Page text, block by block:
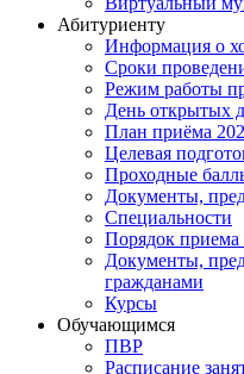
Абитуриенту
Информация о
Сроки
Режим работы
День открытых
План приёма
Целевая
Проходные
Документы,
Специальности
Порядок приема
Документы,
гражданами
Курсы
Обучающимся
ПВР
Расписание